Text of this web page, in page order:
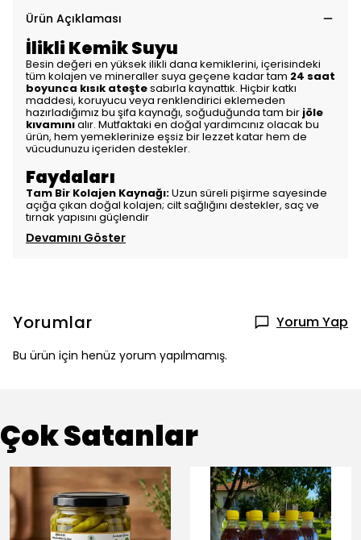
Ürün Açıklaması
İlikli Kemik Suyu
Besin değeri en yüksek ilikli dana kemiklerini, içerisindeki
tüm kolajen ve mineraller suya geçene kadar tam 24 saat
boyunca kısık ateştesabırla kaynattık. Hiçbir katkı
maddesi, koruyucu veya renklendirici eklemeden
hazırladığımız bu şifa kaynağı, soğuduğunda tam bir jöle
kıvamınıalır. Mutfaktaki en doğal yardımcınız olacak bu
ürün, hem yemeklerinize eşsiz bir lezzet katar hem de
vücudunuzu içeriden destekler.
Faydaları
Tam Bir Kolajen Kaynağı:Uzun süreli pişirme sayesinde
açığa çıkan doğal kolajen; cilt sağlığını destekler, saç ve
tırnak yapısını güçlendir
Devamını Göster
Yorumlar Yorum Yap
Bu ürün için henüz yorum yapılmamış.
Çok Satanlar